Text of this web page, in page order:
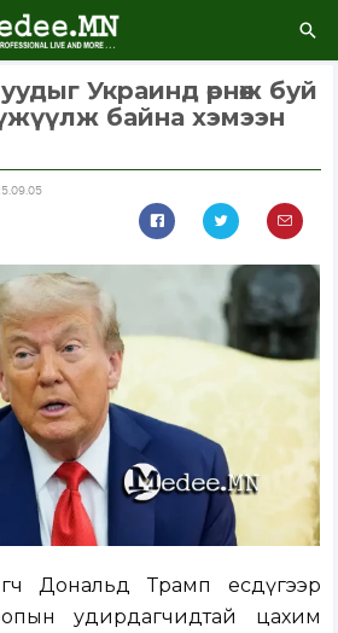
Украинд өрнөж буй
байна хэмээн
Дональд Трамп есдүгээр
удирдагчидтай цахим